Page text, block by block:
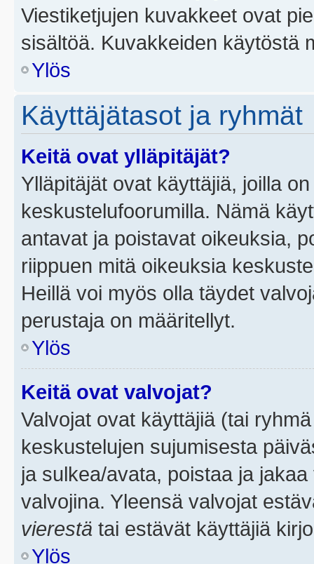
Viestiketjujen kuvakkeet ovat
sisältöä. Kuvakkeiden käytöstä
Ylös
Käyttäjätasot ja ryhmät
Keitä ovat ylläpitäjät?
Ylläpitäjät ovat käyttäjiä, joilla
keskustelufoorumilla. Nämä
antavat ja poistavat oikeuksia,
riippuen mitä oikeuksia
Heillä voi myös olla täydet
perustaja on määritellyt.
Ylös
Keitä ovat valvojat?
Valvojat ovat käyttäjiä (tai
keskustelujen sujumisesta
ja sulkea/avata, poistaa ja
valvojina. Yleensä valvojat
vierestä tai estävät käyttäjiä
Ylös